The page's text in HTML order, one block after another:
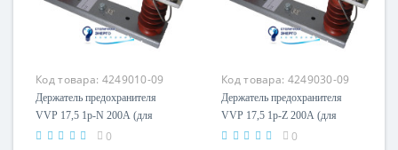
Код товара: 4249010-09
Держатель предохранителя
VVP 17,5 1p-N 200А (для
внутр.монтажа, e=367мм)
0
Код товара: 4249030-09
Держатель предохранителя
VVP 17,5 1p-Z 200А (для
внешн.монтажа, e=367мм)
0